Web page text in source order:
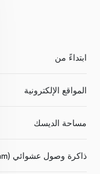
ابتداءً من
المواقع الإلكترونية
مساحة الديسك
ذاكرة وصول عشوائي (Ram)